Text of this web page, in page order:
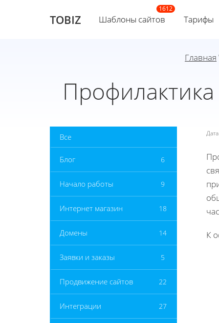
TOBIZ Шаблоны сайтов Тарифы
Главная
Все
Блог 6
Начало работы 9
Интернет магазин 18
Домены 14
Заявки и заказы 5
Продвижение сайтов 22
Интеграции 27
К